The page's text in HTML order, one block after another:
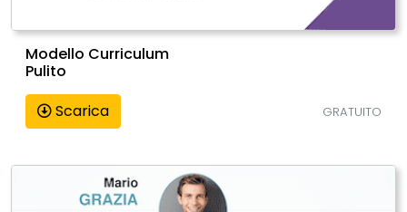
Modello Curriculum
Pulito
Scarica
GRATUITO